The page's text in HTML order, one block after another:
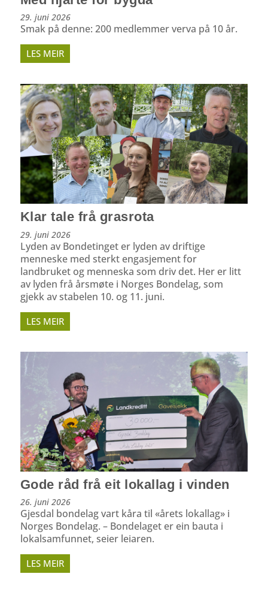
29. juni 2026
Smak på denne: 200 medlemmer verva på 10 år.
LES MEIR
Klar tale frå grasrota
29. juni 2026
Lyden av Bondetinget er lyden av driftige
menneske med sterkt engasjement for
landbruket og menneska som driv det. Her er litt
av lyden frå årsmøte i Norges Bondelag, som
gjekk av stabelen 10. og 11. juni.
LES MEIR
Gode råd frå eit lokallag i vinden
26. juni 2026
Gjesdal bondelag vart kåra til «årets lokallag» i
Norges Bondelag. – Bondelaget er ein bauta i
lokalsamfunnet, seier leiaren.
LES MEIR